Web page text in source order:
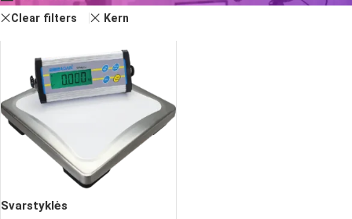
Clear filters Kern
Svarstyklės